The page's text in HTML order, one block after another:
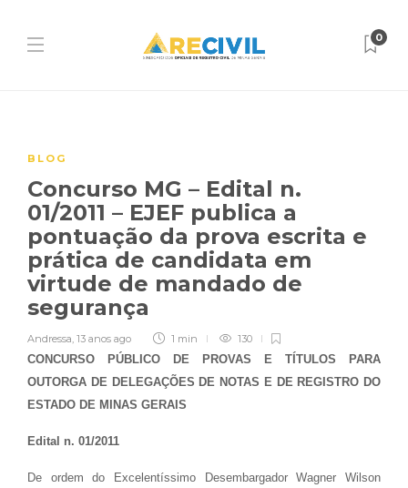
0
BLOG
Concurso MG – Edital n.
01/2011 – EJEF publica a
pontuação da prova escrita e
prática de candidata em
virtude de mandado de
segurança
Andressa, 13 anos ago 1 min 130
CONCURSO PÚBLICO DE PROVAS E TÍTULOS PARA
OUTORGA DE DELEGAÇÕES DE NOTAS E DE REGISTRO DO
ESTADO DE MINAS GERAIS
Edital n. 01/2011
De ordem do Excelentíssimo Desembargador Wagner Wilson